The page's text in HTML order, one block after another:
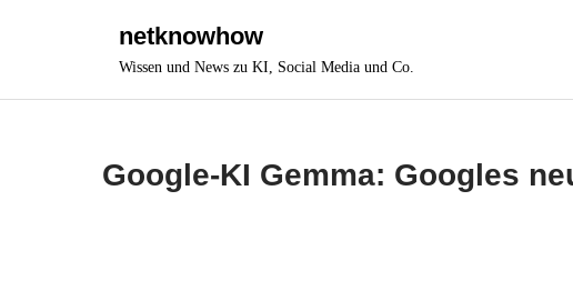
netknowhow
Wissen und News zu KI, Social Media und Co.
Google-KI Gemma: Googles